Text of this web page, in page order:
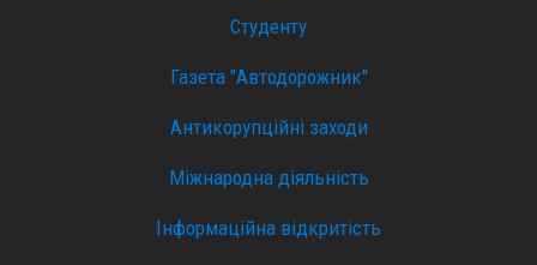
Студенту
Газета "Автодорожник"
Антикорупційні заходи
Міжнародна діяльність
Інформаційна відкритість